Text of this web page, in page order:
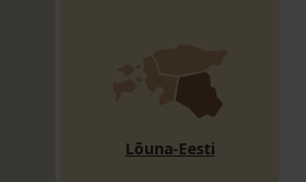
Lõuna-Eesti